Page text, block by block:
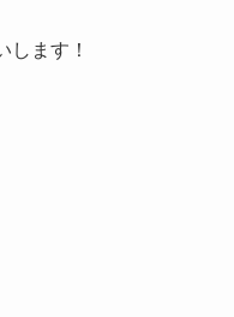
します！